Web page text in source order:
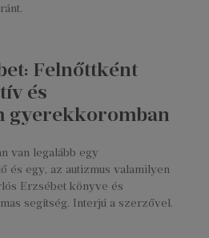
Felnőttként
és
gyerekkoromban
van legalább egy
és egy, az autizmus valamilyen
Erzsébet könyve és
segítség. Interjú a szerzővel.